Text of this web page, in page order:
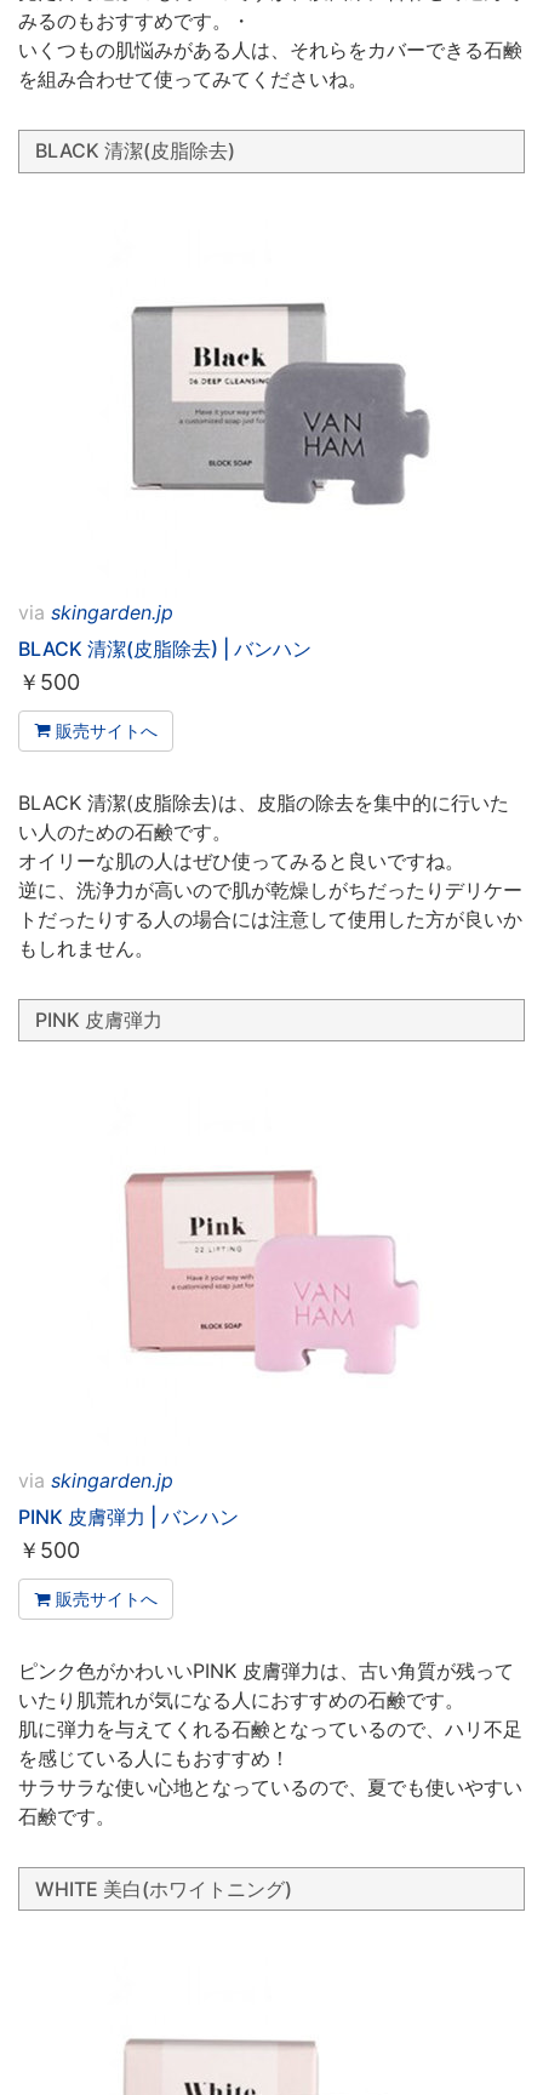
みるのもおすすめです。・
いくつもの肌悩みがある人は、それらをカバーできる石鹸
を組み合わせて使ってみてくださいね。
BLACK 清潔(皮脂除去)
via skingarden.jp
BLACK 清潔(皮脂除去) | バンハン
￥ 500
販売サイトへ
BLACK 清潔(皮脂除去)は、皮脂の除去を集中的に行いた
い人のための石鹸です。
オイリーな肌の人はぜひ使ってみると良いですね。
逆に、洗浄力が高いので肌が乾燥しがちだったりデリケー
トだったりする人の場合には注意して使用した方が良いか
もしれません。
PINK 皮膚弾力
via skingarden.jp
PINK 皮膚弾力 | バンハン
￥ 500
販売サイトへ
ピンク色がかわいいPINK 皮膚弾力は、古い角質が残って
いたり肌荒れが気になる人におすすめの石鹸です。
肌に弾力を与えてくれる石鹸となっているので、ハリ不足
を感じている人にもおすすめ！
サラサラな使い心地となっているので、夏でも使いやすい
石鹸です。
WHITE 美白(ホワイトニング)